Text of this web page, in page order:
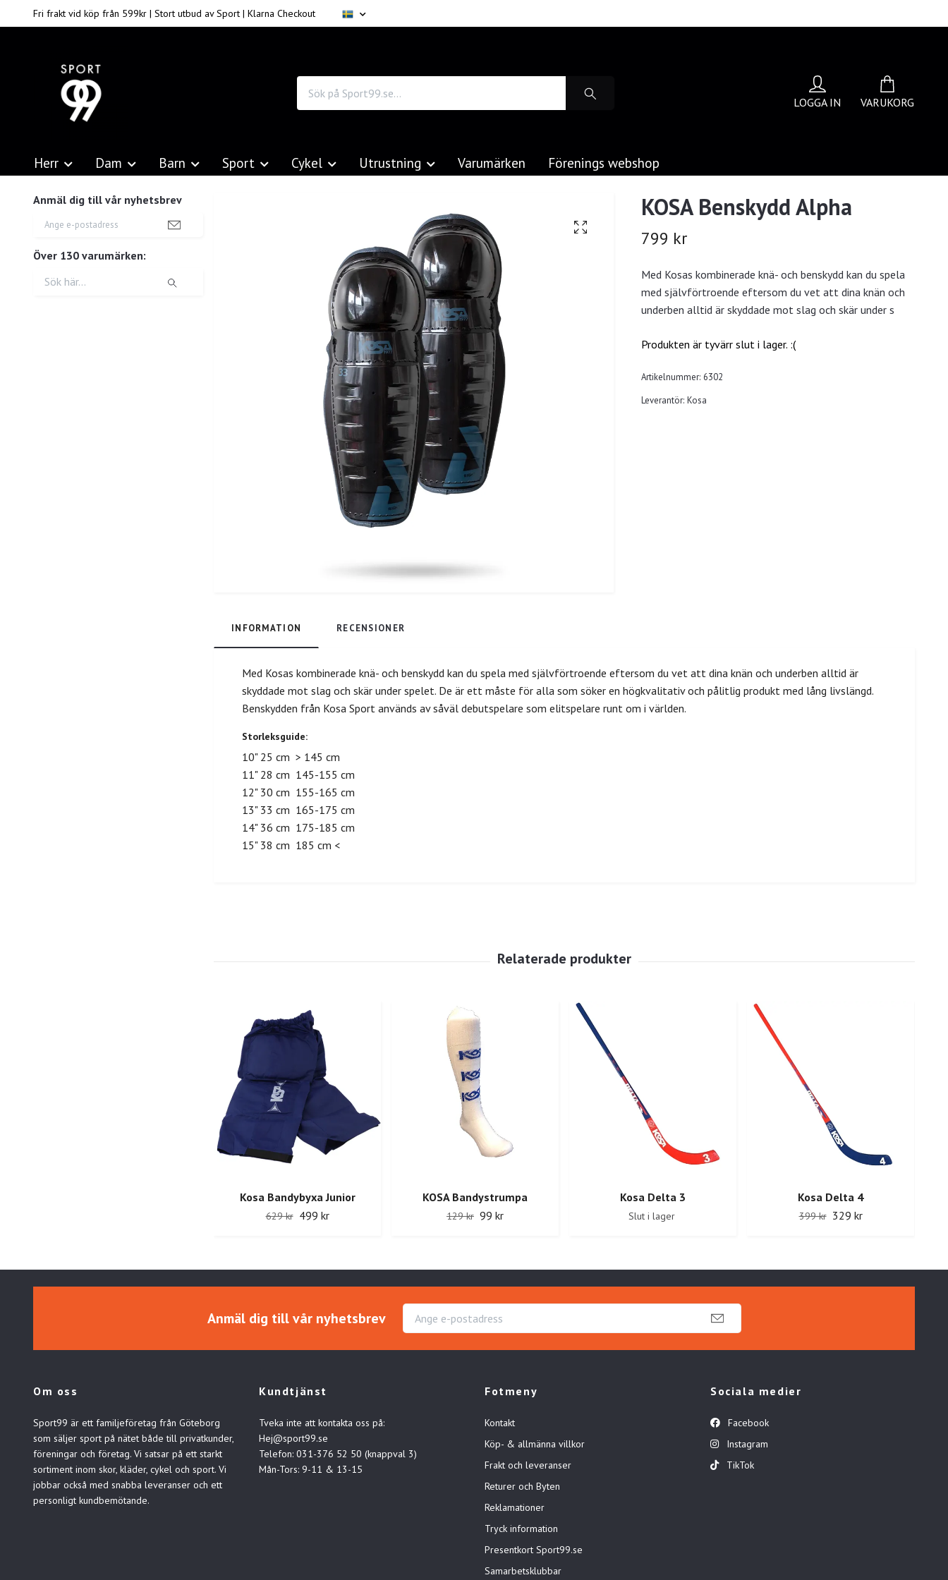
Fri frakt vid köp från 599kr | Stort utbud av Sport | Klarna Checkout
LOGGA IN VARUKORG
Herr Dam Barn Sport Cykel Utrustning Varumärken Förenings webshop
Anmäl dig till vår nyhetsbrev
Över 130 varumärken:
KOSA Benskydd Alpha
799 kr
Med Kosas kombinerade knä- och benskydd kan du spela
med självförtroende eftersom du vet att dina knän och
underben alltid är skyddade mot slag och skär under s
Produkten är tyvärr slut i lager. :(
Artikelnummer: 6302
Leverantör: Kosa
INFORMATION RECENSIONER
Med Kosas kombinerade knä- och benskydd kan du spela med självförtroende eftersom du vet att dina knän och underben alltid är
skyddade mot slag och skär under spelet. De är ett måste för alla som söker en högkvalitativ och pålitlig produkt med lång livslängd.
Benskydden från Kosa Sport används av såväl debutspelare som elitspelare runt om i världen.
Storleksguide:
10" 25 cm > 145 cm
11" 28 cm 145-155 cm
12" 30 cm 155-165 cm
13" 33 cm 165-175 cm
14" 36 cm 175-185 cm
15" 38 cm 185 cm <
Kosa Bandybyxa Junior
629 kr 499 kr
KOSA Bandystrumpa
129 kr 99 kr
Kosa Delta 3
Slut i lager
Kosa Delta 4
399 kr 329 kr
Anmäl dig till vår nyhetsbrev
Om oss
Sport99 är ett familjeföretag från Göteborg
som säljer sport på nätet både till privatkunder,
föreningar och företag. Vi satsar på ett starkt
sortiment inom skor, kläder, cykel och sport. Vi
jobbar också med snabba leveranser och ett
personligt kundbemötande.
Kundtjänst
Tveka inte att kontakta oss på:
Hej@sport99.se
Telefon: 031-376 52 50 (knappval 3)
Mån-Tors: 9-11 & 13-15
Fotmeny
Kontakt
Köp- & allmänna villkor
Frakt och leveranser
Returer och Byten
Reklamationer
Tryck information
Presentkort Sport99.se
Samarbetsklubbar
Sociala medier
Facebook
Instagram
TikTok